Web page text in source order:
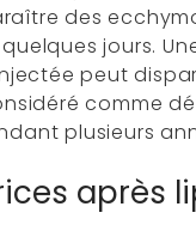
des
jours.
peut
comme
plusieurs
après